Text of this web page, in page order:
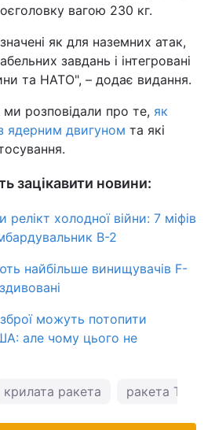
вагою 230 кг.
як для наземних атак,
завдань і інтегровані
та НАТО", – додає видання.
розповідали про те, як
ядерним двигуном та які
зацікавити новини:
релікт холодної війни: 7 міфів
B-2
найбільше винищувачів F-
можуть потопити
але чому цього не
крилата ракета ракета